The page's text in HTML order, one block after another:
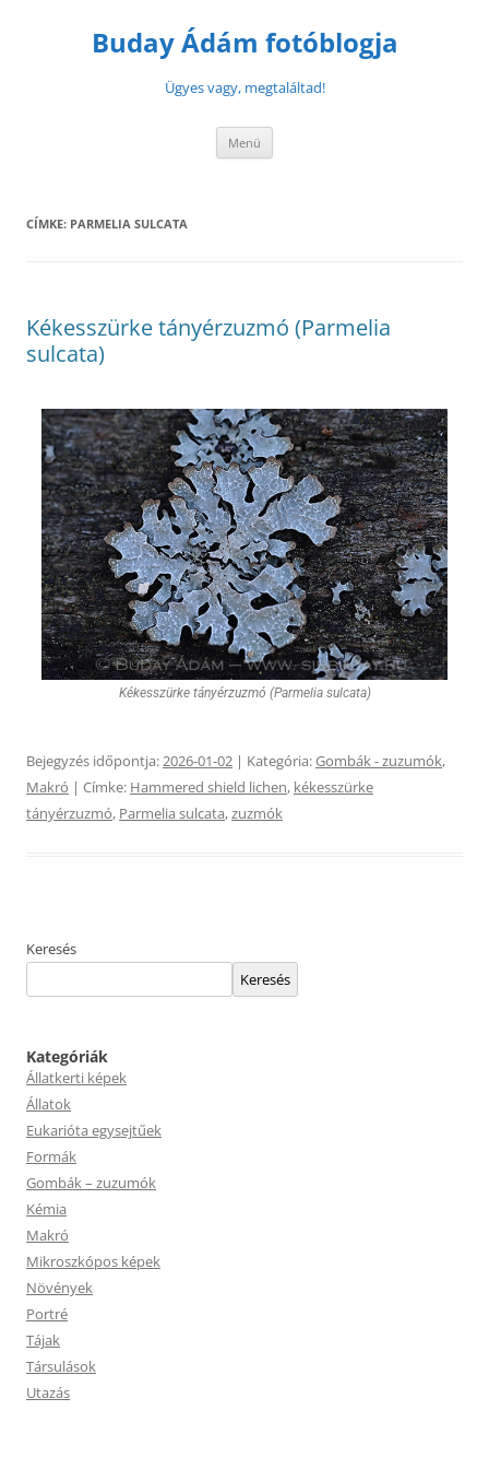
Buday Ádám fotóblogja
Ügyes vagy, megtaláltad!
Menü
CÍMKE: PARMELIA SULCATA
Kékesszürke tányérzuzmó (Parmelia
sulcata)
Kékesszürke tányérzuzmó (Parmelia sulcata)
Bejegyzés időpontja:2026-01-02 | Kategória:Gombák - zuzumók,
Makró | Címke: Hammered shield lichen, kékesszürke
tányérzuzmó, Parmelia sulcata,zuzmók
Keresés
Keresés
Kategóriák
Állatkerti képek
Állatok
Eukarióta egysejtűek
Formák
Gombák – zuzumók
Kémia
Makró
Mikroszkópos képek
Növények
Portré
Tájak
Társulások
Utazás